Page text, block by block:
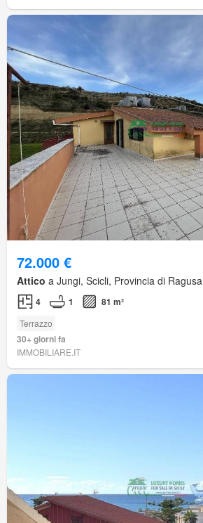
72.000 €
Attico a Jungi, Scicli, Provincia di Ragusa
4 1 81 m²
Terrazzo
30+ giorni fa
IMMOBILIARE.IT